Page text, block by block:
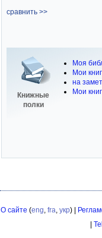
сравнить >>
Книжные
полки
Моя
Мои
на
Мои
О сайте (eng, fra, укр) |